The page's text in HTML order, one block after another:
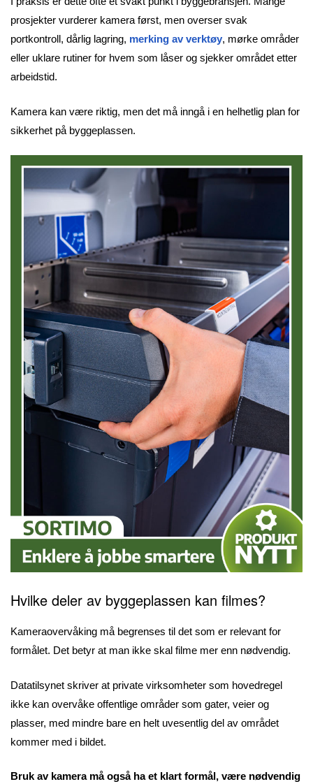
prosjekter vurderer kamera først, men overser svak
portkontroll, dårlig lagring, merking av verktøy, mørke områder
eller uklare rutiner for hvem som låser og sjekker området etter
arbeidstid.
Kamera kan være riktig, men det må inngå i en helhetlig plan for
sikkerhet på byggeplassen.
Hvilke deler av byggeplassen kan filmes?
Kameraovervåking må begrenses til det som er relevant for
formålet. Det betyr at man ikke skal filme mer enn nødvendig.
Datatilsynet skriver at private virksomheter som hovedregel
ikke kan overvåke offentlige områder som gater, veier og
plasser, med mindre bare en helt uvesentlig del av området
kommer med i bildet.
Bruk av kamera må også ha et klart formål, være nødvendig